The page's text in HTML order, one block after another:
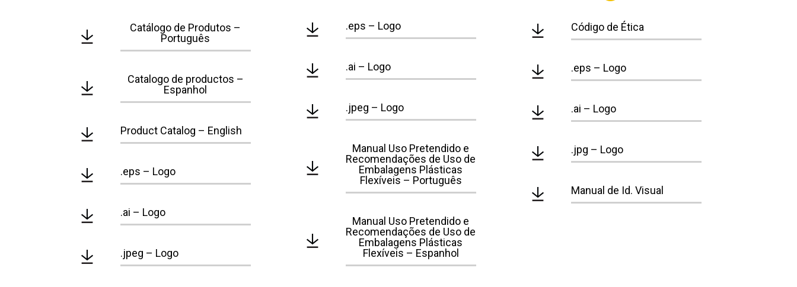
Catálogo de Produtos –
Português
Catalogo de productos –
Espanhol
Product Catalog – English
.eps – Logo
.ai – Logo
.jpeg – Logo
.eps – Logo
.ai – Logo
.jpeg – Logo
Manual Uso Pretendido e
Recomendações de Uso de
Embalagens Plásticas
Flexíveis – Português
Manual Uso Pretendido e
Recomendações de Uso de
Embalagens Plásticas
Flexíveis – Espanhol
Código de Ética
.eps – Logo
.ai – Logo
.jpg – Logo
Manual de Id. Visual